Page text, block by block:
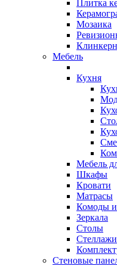
Плитка
Мозаика
Мебель
Кухня
Мебель
Шкафы
Кровати
Матрасы
Комоды
Зеркала
Столы
Стеновые